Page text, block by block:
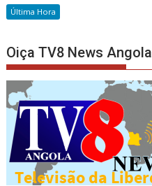
Última Hora
Oiça TV8 News Angola